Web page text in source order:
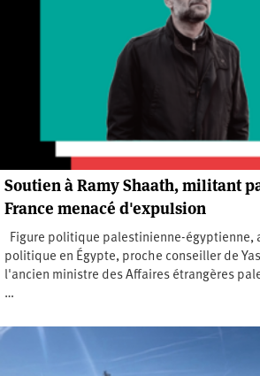
Soutien à Ramy Shaath, militant
France menacé d'expulsion
Figure politique palestinienne-égyptienne,
politique en Égypte, proche conseiller de
l'ancien ministre des Affaires étrangères
…